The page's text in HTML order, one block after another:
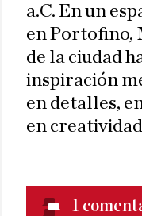
a.C. En un
en Portofino,
de la ciudad
inspiración
en detalles,
en
1